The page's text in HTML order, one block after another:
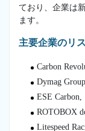
ており、企業は
ます。
主要企業のリ
Carbon
Dymag
ESE Carbon,
ROTOBOX
Litespeed